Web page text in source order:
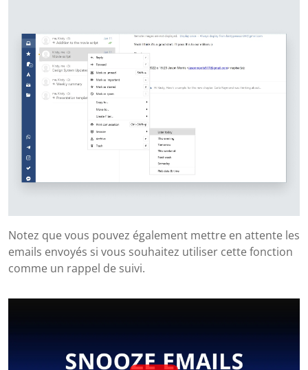
Notez que vous pouvez également mettre en attente les
emails envoyés si vous souhaitez utiliser cette fonction
comme un rappel de suivi.